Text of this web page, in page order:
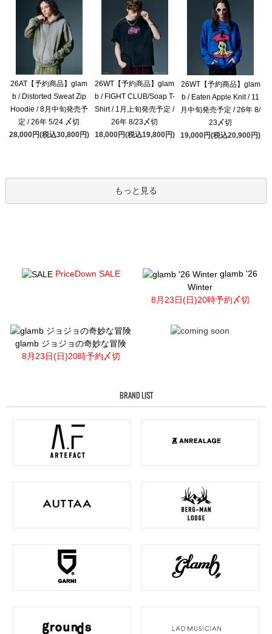
26AT【予約商品】glam
b / Distorted Sweat Zip
Hoodie / 8月中旬発売予
定 / 26年 5/24 〆切
28,000円(税込30,800円)
26WT【予約商品】glam
b / FIGHT CLUB/Soap T-
Shirt / 1月上旬発売予定 /
26年 8/23〆切
18,000円(税込19,800円)
26WT【予約商品】glam
b / Eaten Apple Knit / 11
月中旬発売予定 / 26年 8/
23〆切
19,000円(税込20,900円)
もっと見る
PriceDown SALE
glamb '26
Winter
8月23日(日)20時予約〆切
glamb ジョジョの奇妙な冒険
8月23日(日)20時予約〆切
BRAND LIST